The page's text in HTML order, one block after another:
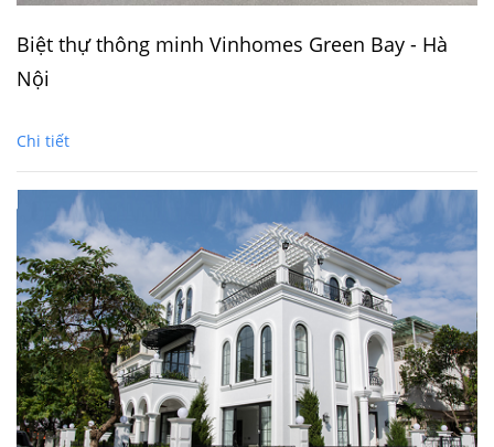
Biệt thự thông minh Vinhomes Green Bay - Hà
Nội
Chi tiết